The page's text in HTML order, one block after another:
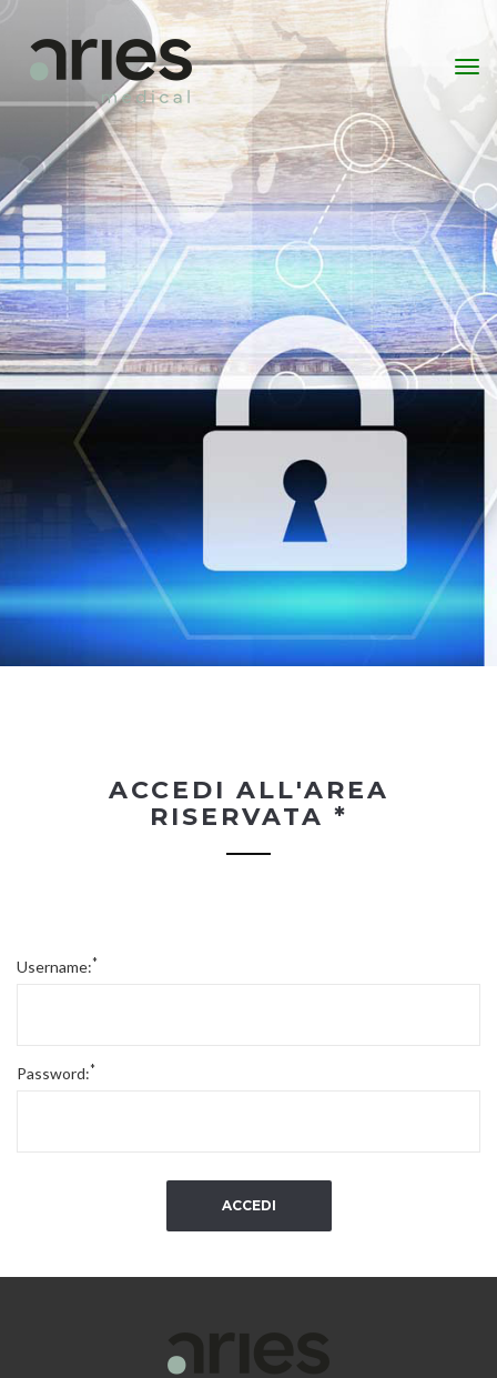
ACCEDI ALL'AREA
RISERVATA *
Username:*
Password:*
ACCEDI